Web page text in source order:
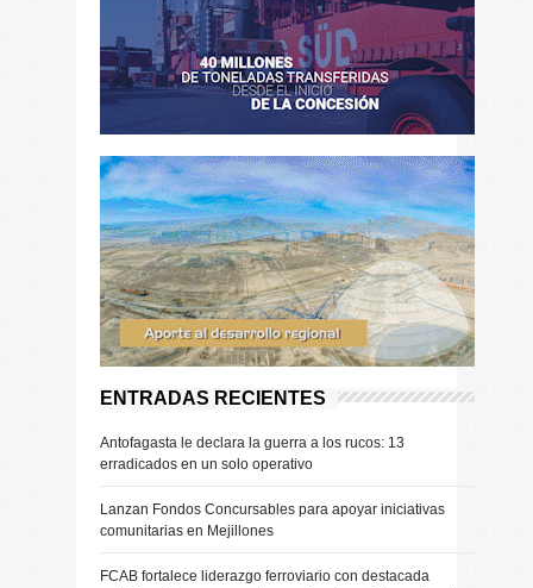
ENTRADAS RECIENTES
Antofagasta le declara la guerra a los rucos: 13
erradicados en un solo operativo
Lanzan Fondos Concursables para apoyar iniciativas
comunitarias en Mejillones
FCAB fortalece liderazgo ferroviario con destacada